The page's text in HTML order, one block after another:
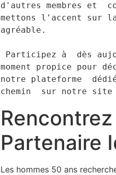
d'autres membres et
mettons l'accent sur
agréable.
moment propice pour
notre plateforme
chemin  sur notre
Partenaire
Les hommes 50 ans